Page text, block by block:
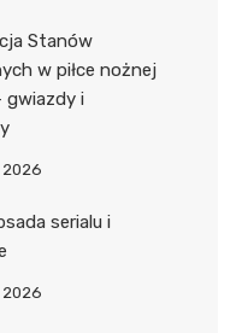
Stanów
w piłce nożnej
gwiazdy i
serialu i